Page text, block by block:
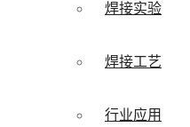
焊接实验
焊接工艺
行业应用